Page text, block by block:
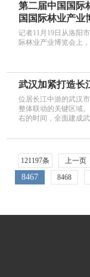
第二届中国国际
国国际林业产业
记者11月19日从洛阳
际林业产业博览会上
武汉加紧打造长
位居长江中游的武汉
整体联动的关键区域
右的时间，全面建成
121197条 上一页
8467 8468